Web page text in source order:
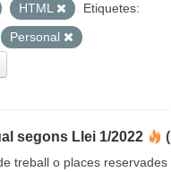
HTML
Etiquetes:
Personal
segons Llei 1/2022
treball o places